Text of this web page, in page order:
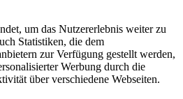
um das Nutzererlebnis weiter zu
Statistiken, die dem
zur Verfügung gestellt werden,
Werbung durch die
über verschiedene Webseiten.